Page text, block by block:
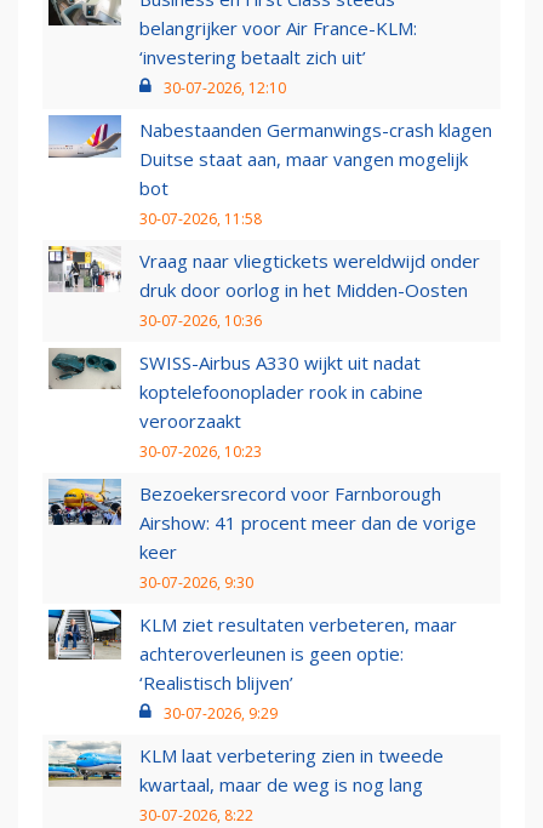
belangrijker voor Air France-KLM:
‘investering betaalt zich uit’
30-07-2026, 12:10
Nabestaanden Germanwings-crash klagen
Duitse staat aan, maar vangen mogelijk
bot
30-07-2026, 11:58
Vraag naar vliegtickets wereldwijd onder
druk door oorlog in het Midden-Oosten
30-07-2026, 10:36
SWISS-Airbus A330 wijkt uit nadat
koptelefoonoplader rook in cabine
veroorzaakt
30-07-2026, 10:23
Bezoekersrecord voor Farnborough
Airshow: 41 procent meer dan de vorige
keer
30-07-2026, 9:30
KLM ziet resultaten verbeteren, maar
achteroverleunen is geen optie:
‘Realistisch blijven’
30-07-2026, 9:29
KLM laat verbetering zien in tweede
kwartaal, maar de weg is nog lang
30-07-2026, 8:22